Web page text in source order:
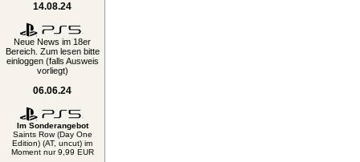
14.08.24
Neue News im 18er
Bereich. Zum lesen bitte
einloggen (falls Ausweis
vorliegt)
06.06.24
Im Sonderangebot
Saints Row (Day One
Edition) (AT, uncut) im
Moment nur 9,99 EUR